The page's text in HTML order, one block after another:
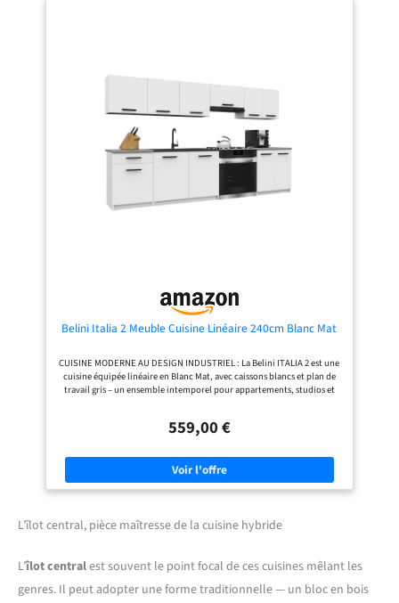
Belini Italia 2 Meuble Cuisine Linéaire 240cm Blanc Mat
CUISINE MODERNE AU DESIGN INDUSTRIEL : La Belini ITALIA 2 est une
cuisine équipée linéaire en Blanc Mat, avec caissons blancs et plan de
travail gris – un ensemble intemporel pour appartements, studios et
de travail (40/60 cm) – utilisable en cuisine linéaire ou cuisine
qualité avec 60% de durée de vie supplémentaire et 50% d'émissions de
formaldéhyde réduites par rapport aux panneaux standards. Résistant
aux rayures, facile à entretenir. ÉQUIPEMENT PRATIQUE : Système à
vérin à gaz dans les meubles hauts pour une ouverture en douceur sans
monter soi-même avec outils, quincaillerie et notice (FR/EN/DE).
IDÉAL POUR APPARTEMENT, STUDIO & PREMIER LOGEMENT : Cette
kitchenettes, colocations et petits appartements – une solution gain de
place pour une cuisine moderne et complète.
559,00 €
L’îlot central, pièce maîtresse de la cuisine hybride
L’îlot centralest souvent le point focal de ces cuisines mêlant les
genres. Il peut adopter une forme traditionnelle — un bloc en bois